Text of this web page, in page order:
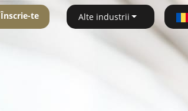
Înscrie-te Alte industrii